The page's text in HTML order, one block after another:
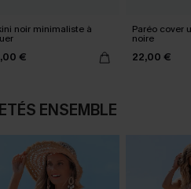
noir minimaliste à
€
Paréo cover
noire
22,00 €
ENSEMBLE